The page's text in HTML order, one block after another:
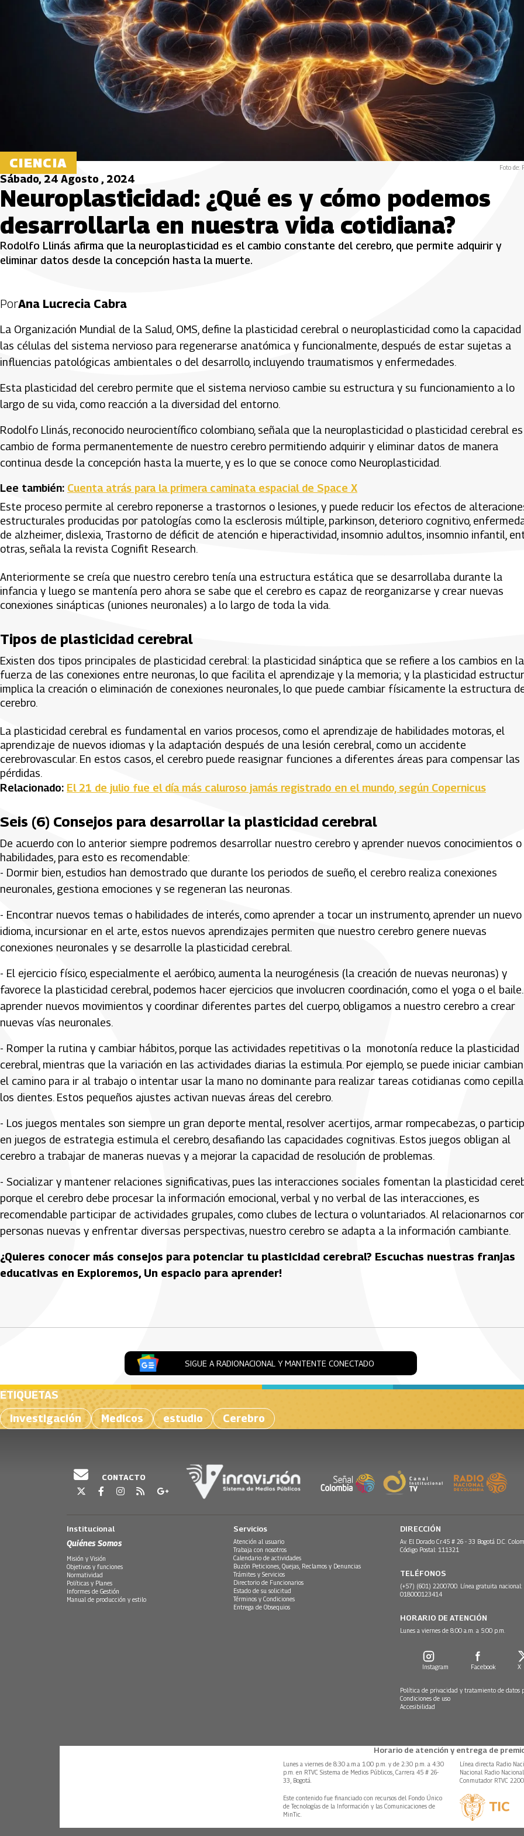
CIENCIA Foto de:
Sábado, 24 Agosto , 2024
Neuroplasticidad: ¿Qué es y cómo podemos
desarrollarla en nuestra vida cotidiana?
Rodolfo Llinás afirma que la neuroplasticidad es el cambio constante del cerebro, que permite adquirir y
eliminar datos desde la concepción hasta la muerte.
PorAna Lucrecia Cabra
La Organización Mundial de la Salud, OMS, define la plasticidad cerebral o neuroplasticidad como la capacidad
las células del sistema nervioso para regenerarse anatómica y funcionalmente, después de estar sujetas a
influencias patológicas ambientales o del desarrollo, incluyendo traumatismos y enfermedades.
Esta plasticidad del cerebro permite que el sistema nervioso cambie su estructura y su funcionamiento a lo
largo de su vida, como reacción a la diversidad del entorno.
Rodolfo Llinás, reconocido neurocientífico colombiano, señala que la neuroplasticidad o plasticidad cerebral
cambio de forma permanentemente de nuestro cerebro permitiendo adquirir y eliminar datos de manera
continua desde la concepción hasta la muerte, y es lo que se conoce como Neuroplasticidad.
Lee también: Cuenta atrás para la primera caminata espacial de Space X
Este proceso permite al cerebro reponerse a trastornos o lesiones, y puede reducir los efectos de
estructurales producidas por patologías como la esclerosis múltiple, parkinson, deterioro cognitivo,
de alzheimer, dislexia, Trastorno de déficit de atención e hiperactividad, insomnio adultos, insomnio infantil,
otras, señala la revista Cognifit Research.
Anteriormente se creía que nuestro cerebro tenía una estructura estática que se desarrollaba durante la
infancia y luego se mantenía pero ahora se sabe que el cerebro es capaz de reorganizarse y crear nuevas
conexiones sinápticas (uniones neuronales) a lo largo de toda la vida.
Tipos de plasticidad cerebral
Existen dos tipos principales de plasticidad cerebral: la plasticidad sináptica que se refiere a los cambios en la
fuerza de las conexiones entre neuronas, lo que facilita el aprendizaje y la memoria; y la plasticidad
implica la creación o eliminación de conexiones neuronales, lo que puede cambiar físicamente la estructura
cerebro.
La plasticidad cerebral es fundamental en varios procesos, como el aprendizaje de habilidades motoras, el
aprendizaje de nuevos idiomas y la adaptación después de una lesión cerebral, como un accidente
cerebrovascular. En estos casos, el cerebro puede reasignar funciones a diferentes áreas para compensar las
pérdidas.
Relacionado: El 21 de julio fue el día más caluroso jamás registrado en el mundo, según Copernicus
Seis (6) Consejos para desarrollar la plasticidad cerebral
De acuerdo con lo anterior siempre podremos desarrollar nuestro cerebro y aprender nuevos conocimientos o
habilidades, para esto es recomendable:
- Dormir bien, estudios han demostrado que durante los periodos de sueño, el cerebro realiza conexiones
neuronales, gestiona emociones y se regeneran las neuronas.
- Encontrar nuevos temas o habilidades de interés, como aprender a tocar un instrumento, aprender un nuevo
idioma, incursionar en el arte, estos nuevos aprendizajes permiten que nuestro cerebro genere nuevas
conexiones neuronales y se desarrolle la plasticidad cerebral.
- El ejercicio físico, especialmente el aeróbico, aumenta la neurogénesis (la creación de nuevas neuronas) y
favorece la plasticidad cerebral, podemos hacer ejercicios que involucren coordinación, como el yoga o el
aprender nuevos movimientos y coordinar diferentes partes del cuerpo, obligamos a nuestro cerebro a crear
nuevas vías neuronales.
- Romper la rutina y cambiar hábitos, porque las actividades repetitivas o la monotonía reduce la plasticidad
cerebral, mientras que la variación en las actividades diarias la estimula. Por ejemplo, se puede iniciar
el camino para ir al trabajo o intentar usar la mano no dominante para realizar tareas cotidianas como
los dientes. Estos pequeños ajustes activan nuevas áreas del cerebro.
- Los juegos mentales son siempre un gran deporte mental, resolver acertijos, armar rompecabezas, o
en juegos de estrategia estimula el cerebro, desafiando las capacidades cognitivas. Estos juegos obligan al
cerebro a trabajar de maneras nuevas y a mejorar la capacidad de resolución de problemas.
- Socializar y mantener relaciones significativas, pues las interacciones sociales fomentan la plasticidad
porque el cerebro debe procesar la información emocional, verbal y no verbal de las interacciones, es
recomendable participar de actividades grupales, como clubes de lectura o voluntariados. Al relacionarnos
personas nuevas y enfrentar diversas perspectivas, nuestro cerebro se adapta a la información cambiante.
¿Quieres conocer más consejos para potenciar tu plasticidad cerebral? Escuchas nuestras franjas
educativas en Exploremos, Un espacio para aprender!
SIGUE A RADIONACIONAL Y MANTENTE CONECTADO
ETIQUETAS
investigación
Medicos estudio Cerebro
CONTACTO
Institucional
Quiénes Somos
Misión y Visión
Objetivos y funciones
Normatividad
Políticas y Planes
Informes de Gestión
Manual de producción y estilo
Servicios
Atención al usuario
Trabaja con nosotros
Calendario de actividades
Buzón Peticiones, Quejas, Reclamos y Denuncias
Trámites y Servicios
Directorio de Funcionarios
Estado de su solicitud
Términos y Condiciones
Entrega de Obsequios
DIRECCIÓN
Av. El Dorado Cr.45 # 26 - 33 Bogotá D.C.
Código Postal: 111321
TELÉFONOS
(+57) (601) 2200700. Línea gratuita nacional:
018000123414
HORARIO DE ATENCIÓN
Lunes a viernes de 8:00 a.m. a 5:00 p.m.
Instagram Facebook X
Política de privacidad y tratamiento de datos
Condiciones de uso
Accesibilidad
Horario de atención y entrega de
Lunes a viernes de 8:30 a.m.a 1:00 p.m. y de 2:30 p.m. a 4:30
p.m. en RTVC Sistema de Medios Públicos, Carrera 45 # 26-
33, Bogotá.
Línea directa Radio
Nacional Radio
Conmutador RTVC
Este contenido fue financiado con recursos del Fondo Único
de Tecnologías de la Información y las Comunicaciones de
MinTic.